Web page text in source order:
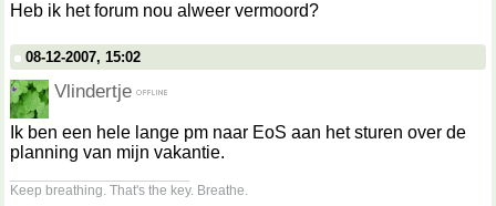
Heb ik het forum nou alweer vermoord?
08-12-2007, 15:02
Vlindertje
Ik ben een hele lange pm naar EoS aan het sturen over de
planning van mijn vakantie.
Keep breathing. That's the key. Breathe.